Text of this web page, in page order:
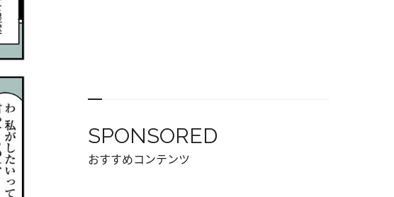
SPONSORED
おすすめコンテンツ